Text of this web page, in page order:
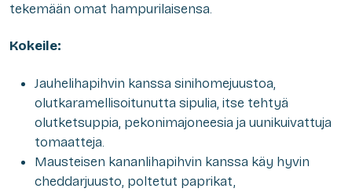
tekemään omat hampurilaisensa.
Kokeile:
Jauhelihapihvin kanssa sinihomejuustoa,
olutkaramellisoitunutta sipulia, itse tehtyä
olutketsuppia, pekonimajoneesia ja uunikuivattuja
tomaatteja.
Mausteisen kananlihapihvin kanssa käy hyvin
cheddarjuusto, poltetut paprikat,